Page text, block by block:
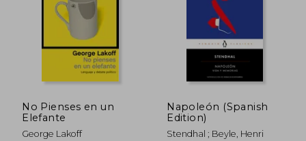
No Pienses en un
Elefante
George Lakoff
Napoleón (Spanish
Edition)
Stendhal ; Beyle, Henri